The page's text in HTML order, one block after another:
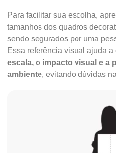
Para facilitar sua escolha,
tamanhos dos quadros
sendo segurados por uma
Essa referência visual ajuda a
escala, o impacto visual e a
ambiente, evitando dúvidas